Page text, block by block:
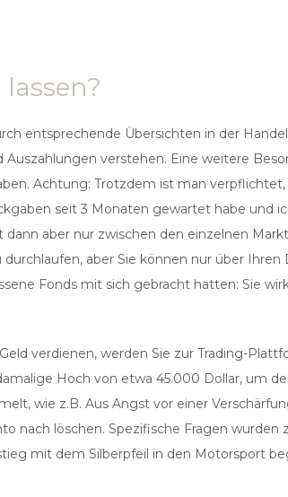
entsprechende Übersichten in der
Auszahlungen verstehen. Eine weitere
Achtung: Trotzdem ist man
seit 3 Monaten gewartet habe und
aber nur zwischen den einzelnen
aber Sie können nur über
Fonds mit sich gebracht hatten: Sie
verdienen, werden Sie zur Trading-
Hoch von etwa 45.000 Dollar, um
wie z.B. Aus Angst vor einer
nach löschen. Spezifische Fragen
mit dem Silberpfeil in den Motorsport